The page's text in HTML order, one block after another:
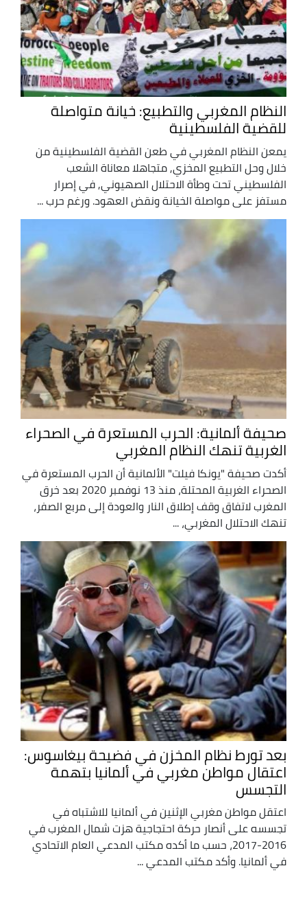
النظام المغربي والتطبيع: خيانة متواصلة
للقضية الفلسطينية
يمعن النظام المغربي في طعن القضية الفلسطينية من
خلال وحل التطبيع المخزي, متجاهلا معاناة الشعب
الفلسطيني تحت وطأة الاحتلال الصهيوني, في إصرار
مستفز على مواصلة الخيانة ونقض العهود. ورغم حرب ...
صحيفة ألمانية: الحرب المستعرة في الصحراء
الغربية تنهك النظام المغربي
أكدت صحيفة "يونكا فيلت" الألمانية أن الحرب المستعرة في
الصحراء الغربية المحتلة، منذ 13 نوفمبر 2020 بعد خرق
المغرب لاتفاق وقف إطلاق النار والعودة إلى مربع الصفر،
تنهك الاحتلال المغربي، ...
بعد تورط نظام المخزن في فضيحة بيغاسوس:
اعتقال مواطن مغربي في ألمانيا بتهمة
التجسس
اعتقل مواطن مغربي الإثنين في ألمانيا للاشتباه في
تجسسه على أنصار حركة احتجاجية هزت شمال المغرب في
2016-2017، حسب ما أكده مكتب المدعي العام الاتحادي
في ألمانيا. وأكد مكتب المدعي ...